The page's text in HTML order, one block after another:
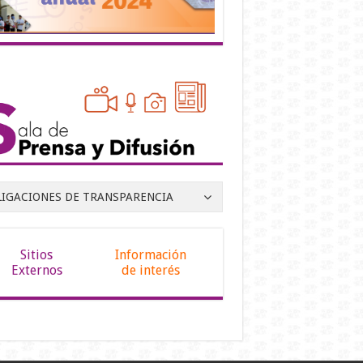
DE TRANSPARENCIA
Sitios
Externos
Información
de interés